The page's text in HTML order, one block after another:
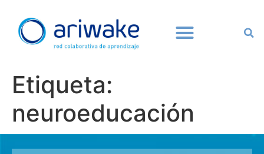
Etiqueta:
neuroeducación